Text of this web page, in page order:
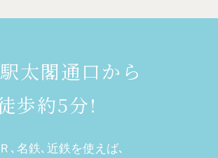
太閣通口から
歩約5分!
､名鉄､近鉄を使えば､